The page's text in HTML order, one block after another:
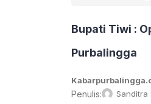
Bupati Tiwi :
Purbalingga
Penulis: Sanditra